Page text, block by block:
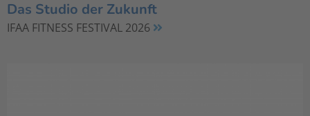
Das Studio der Zukunft
IFAA FITNESS FESTIVAL 2026